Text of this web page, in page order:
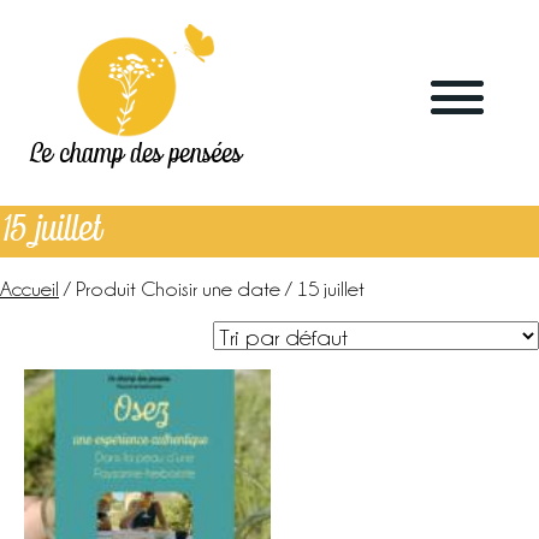
Le champ des pensées
15 juillet
Accueil / Produit Choisir une date / 15 juillet
Le blog
La ferme
Marchés & points de vente
L’herboristerie
La distillerie